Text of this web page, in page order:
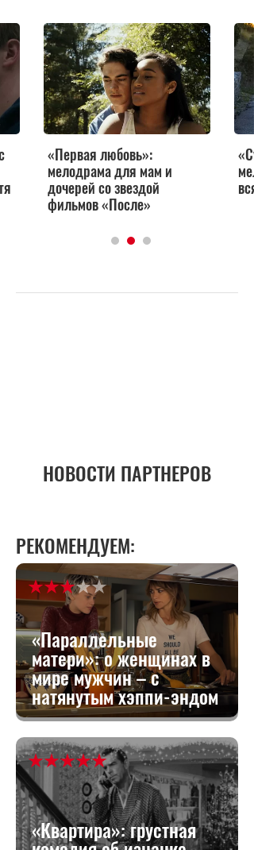
«Первая любовь»:
мелодрама для мам и
дочерей со звездой
фильмов «После»
НОВОСТИ ПАРТНЕРОВ
РЕКОМЕНДУЕМ:
«Параллельные
матери»: о женщинах в
мире мужчин – с
натянутым хэппи-эндом
«Квартира»: грустная